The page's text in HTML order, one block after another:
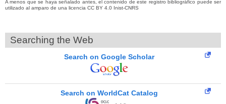
A menos que se haya señalado antes, el contenido de este registro bibliográfico puede ser
utilizado al amparo de una licencia CC BY 4.0 Inist-CNRS
Searching the Web
Search on Google Scholar
Search on WorldCat Catalog